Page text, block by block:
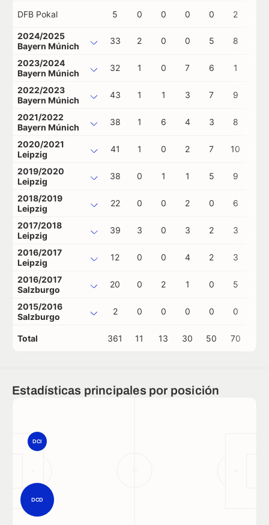
DFB Pokal 5 0 0 0 0 2
2024/2025
Bayern Múnich
33 2 0 0 5 8
2023/2024
Bayern Múnich
32 1 0 7 6 1
2022/2023
Bayern Múnich
43 1 1 3 7 9
2021/2022
Bayern Múnich
38 1 6 4 3 8
2020/2021
Leipzig
41 1 0 2 7 10
2019/2020
Leipzig
38 0 1 1 5 9
2018/2019
Leipzig
22 0 0 2 0 6
2017/2018
Leipzig
39 3 0 3 2 3
2016/2017
Leipzig
12 0 0 4 2 3
2016/2017
Salzburgo
20 0 2 1 0 5
2015/2016
Salzburgo
2 0 0 0 0 0
Total 361 11 13 30 50 70
Estadísticas principales por posición
DCD
DCI